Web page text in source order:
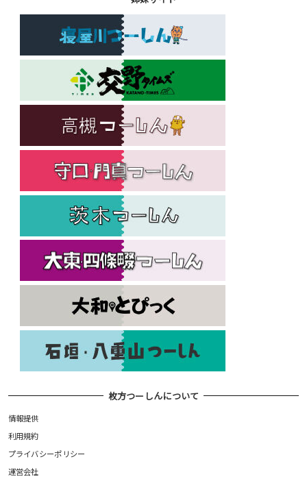
枚方つーしんについて
情報提供
利用規約
プライバシーポリシー
運営会社